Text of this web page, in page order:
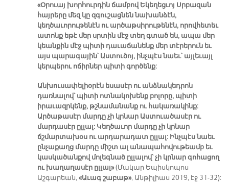
«Օրուայ խորհուրդին ճամբով Եկեղեցւոյ Սրբազան
հայրերը մեզ կը զգուշացնեն նախանձէն,
կեղծաւորութենէն ու արծաթսիրութենէն, որովհետեւ
ատոնք եթէ մեր սրտին մէջ տեղ գտած են, ապա մեր
կեանքին մէջ պիտի դաւաճանենք մեր տէրերուն եւ
այս պարագային՝ Աստուծոյ, ինչպէս նաեւ՝ այլեւայլ
կերպերու ոճիրներ պիտի գործենք:
Անխուսափելիօրէն եսասէր ու անձնակեդրոն
դառնալով՝ պիտի ոտնակոխենք բոլորը, պիտի
իրաւազրկենք, թշնամանանք ու հակառակինք:
Արծաթասէր մարդը չի կրնար Աստուածասէր ու
մարդասէր ըլլալ: Կեղծաւոր մարդը չի կրնար
ճշմարտախօս ու արդարադատ ըլլալ: Ինչպէս նաեւ
ընչաքաղց մարդը միշտ ալ անապահովութեամբ եւ
կասկածանքով մոլեգնած ըլլալով՝ չի կրնար գոհացող
ու խաղաղասէր ըլլալ»(Մակար Եպիսկոպոս
Աշգարեան,«Աւագ շաբաթ», Անթիլիաս 2019, էջ 31-32):